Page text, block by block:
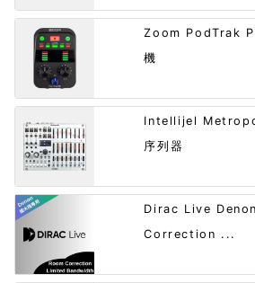
Zoom PodTrak
機
Intellijel
序列器
Dirac Live
Correction ...